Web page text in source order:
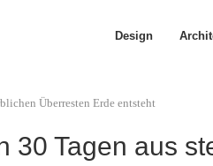
Design
Überresten Erde entsteht
30 Tagen aus